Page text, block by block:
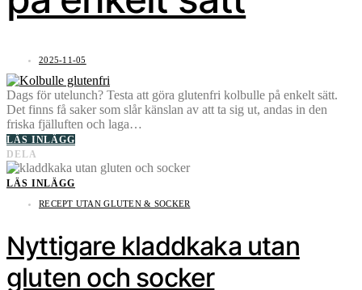
2025-11-05
Dags för utelunch? Testa att göra glutenfri kolbulle på enkelt sätt.
Det finns få saker som slår känslan av att ta sig ut, andas in den
friska fjälluften och laga…
LÄS INLÄGG
DELA
LÄS INLÄGG
RECEPT UTAN GLUTEN & SOCKER
Nyttigare kladdkaka utan
gluten och socker